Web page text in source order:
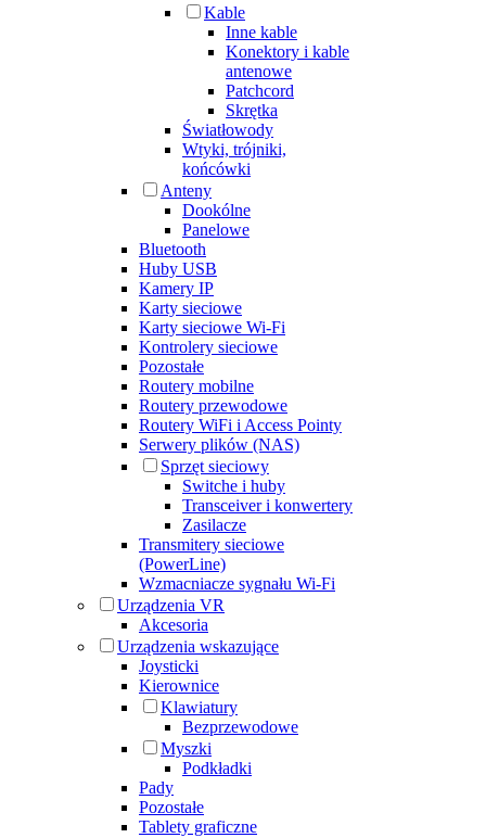
Kable
Inne kable
Konektory i kable
antenowe
Patchcord
Skrętka
Światłowody
Wtyki, trójniki,
końcówki
Anteny
Dookólne
Panelowe
Bluetooth
Huby USB
Kamery IP
Karty sieciowe
Karty sieciowe Wi-Fi
Kontrolery sieciowe
Pozostałe
Routery mobilne
Routery przewodowe
Routery WiFi i Access Pointy
Serwery plików (NAS)
Sprzęt sieciowy
Switche i huby
Transceiver i konwertery
Zasilacze
Transmitery sieciowe
(PowerLine)
Wzmacniacze sygnału Wi-Fi
Urządzenia VR
Akcesoria
Urządzenia wskazujące
Joysticki
Kierownice
Klawiatury
Bezprzewodowe
Myszki
Podkładki
Pady
Pozostałe
Tablety graficzne